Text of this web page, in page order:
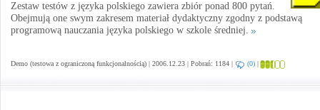
Zestaw testów z języka polskiego zawiera zbiór ponad 800 pytań.
Obejmują one swym zakresem materiał dydaktyczny zgodny z podstawą
programową nauczania języka polskiego w szkole średniej.
Demo (testowa z ograniczoną funkcjonalnością) | 2006.12.23 | Pobrań: 1184 | (0) |